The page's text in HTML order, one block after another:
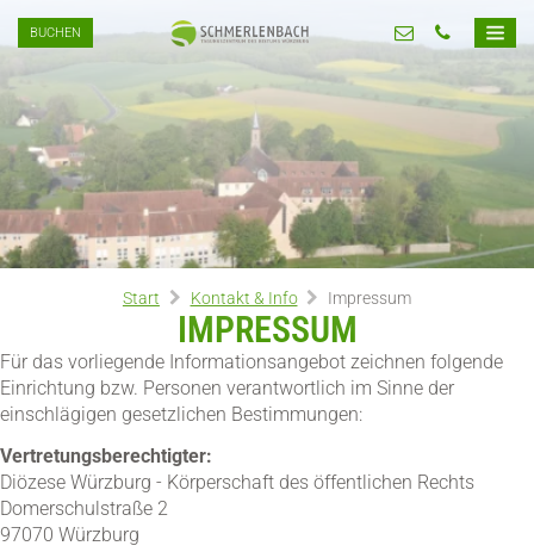
BUCHEN
Start Kontakt & Info Impressum
IMPRESSUM
Für das vorliegende Informationsangebot zeichnen folgende
Einrichtung bzw. Personen verantwortlich im Sinne der
einschlägigen gesetzlichen Bestimmungen:
Vertretungsberechtigter:
Diözese Würzburg - Körperschaft des öffentlichen Rechts
Domerschulstraße 2
97070 Würzburg